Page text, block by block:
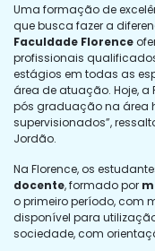
Uma formação de
que busca fazer a
Faculdade Florence
profissionais
estágios em todas as
área de atuação. Hoje,
pós graduação na área
supervisionados”,
Jordão.
Na Florence, os
docente, formado por
o primeiro período, com
disponível para
sociedade, com